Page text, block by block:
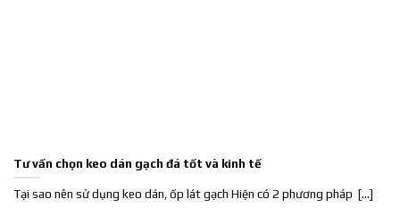
Tư vấn chọn keo dán gạch đá tốt và kinh tế
Tại sao nên sử dụng keo dán, ốp lát gạch Hiện có 2 phương pháp [...]